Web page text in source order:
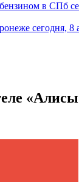
в СПб
сегодня, 8